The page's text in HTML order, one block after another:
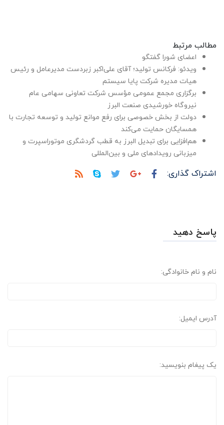
مطالب مرتبط
اعضای شورا گفتگو
ویدئو: فرکانس تولید؛ آقای علی‌اکبر زبردست مدیرعامل و رئیس
هیات مدیره شرکت پایا سیستم
برگزاری مجمع عمومی مؤسس شرکت تعاونی سهامی عام
نیروگاه خورشیدی صنعت البرز
دولت از بخش خصوصی برای رفع موانع تولید و توسعه تجارت با
همسایگان حمایت می‌کند
هم‌افزایی برای تبدیل البرز به قطب گردشگری موتوراسپرت و
میزبانی رویدادهای ملی و بین‌المللی
اشتراک گذاری:
پاسخ دهید
نام و نام خانوادگی:
آدرس ایمیل:
یک پیغام بنویسید: